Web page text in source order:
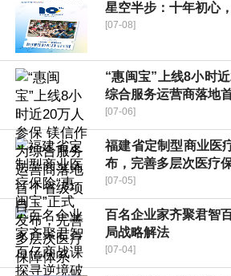
星空半步：十年初心
[07-08]
“惠闽宝”上线8小时
综合服务运营商落地
[07-06]
福建省定制型商业医
布，完善多层次医疗
[07-05]
百名企业家齐聚君智
局战略解法
[07-04]